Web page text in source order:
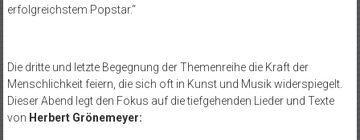
erfolgreichstem Popstar.“
Die dritte und letzte Begegnung der Themenreihe die Kraft der
Menschlichkeit feiern, die sich oft in Kunst und Musik widerspiegelt.
Dieser Abend legt den Fokus auf die tiefgehenden Lieder und Texte
von Herbert Grönemeyer: